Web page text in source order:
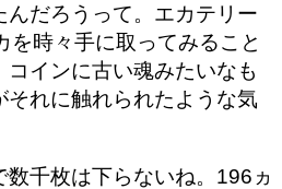
んだろうって。エカテリー
を時々手に取ってみること
インに古い魂みたいなも
れに触れられたような気
数千枚は下らないね。196ヵ